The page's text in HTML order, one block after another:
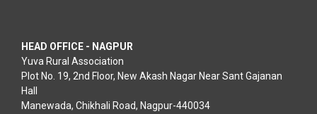
HEAD OFFICE - NAGPUR
Yuva Rural Association
Plot No. 19, 2nd Floor, New Akash Nagar Near Sant Gajanan
Hall
Manewada, Chikhali Road, Nagpur-440034